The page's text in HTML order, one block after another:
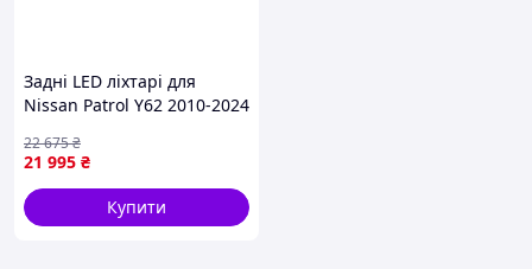
Задні LED ліхтарі для
Nissan Patrol Y62 2010-2024
21 995 ₴
22 675₴
Купити